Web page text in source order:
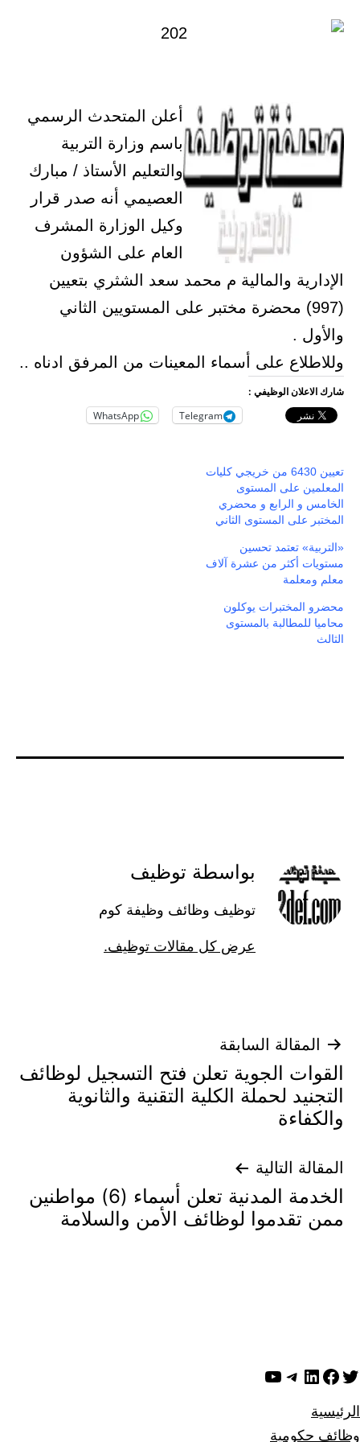
أعلن المتحدث الرسمي
باسم وزارة التربية
والتعليم الأستاذ / مبارك
العصيمي أنه صدر قرار
وكيل الوزارة المشرف
العام على الشؤون
الإدارية والمالية م محمد سعد الشثري بتعيين
(997) محضرة مختبر على المستويين الثاني
والأول .
وللاطلاع على أسماء المعينات من المرفق ادناه ..
شارك الاعلان الوظيفي :
Telegram
WhatsApp
تعيين 6430 من خريجي كليات
المعلمين على المستوى
الخامس و الرابع و محضري
المختبر على المستوى الثاني
«التربية» تعتمد تحسين
مستويات أكثر من عشرة آلاف
معلم ومعلمة
محضرو المختبرات يوكلون
محاميا للمطالبة بالمستوى
الثالث
بواسطة توظيف
توظيف وظائف وظيفة كوم
عرض كل مقالات توظيف.
تصفّح
المقالات
المقالة السابقة
القوات الجوية تعلن فتح التسجيل لوظائف
التجنيد لحملة الكلية التقنية والثانوية
والكفاءة
المقالة التالية
الخدمة المدنية تعلن أسماء (6) مواطنين
ممن تقدموا لوظائف الأمن والسلامة
تويترفيسبوك
لينكد إن تيليجرام
يوتيوب
الرئيسية
وظائف حكومية